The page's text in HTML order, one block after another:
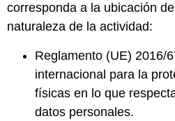
corresponda a la ubicación
naturaleza de la actividad:
Reglamento (UE) 2016/
internacional para la
físicas en lo que
datos personales.